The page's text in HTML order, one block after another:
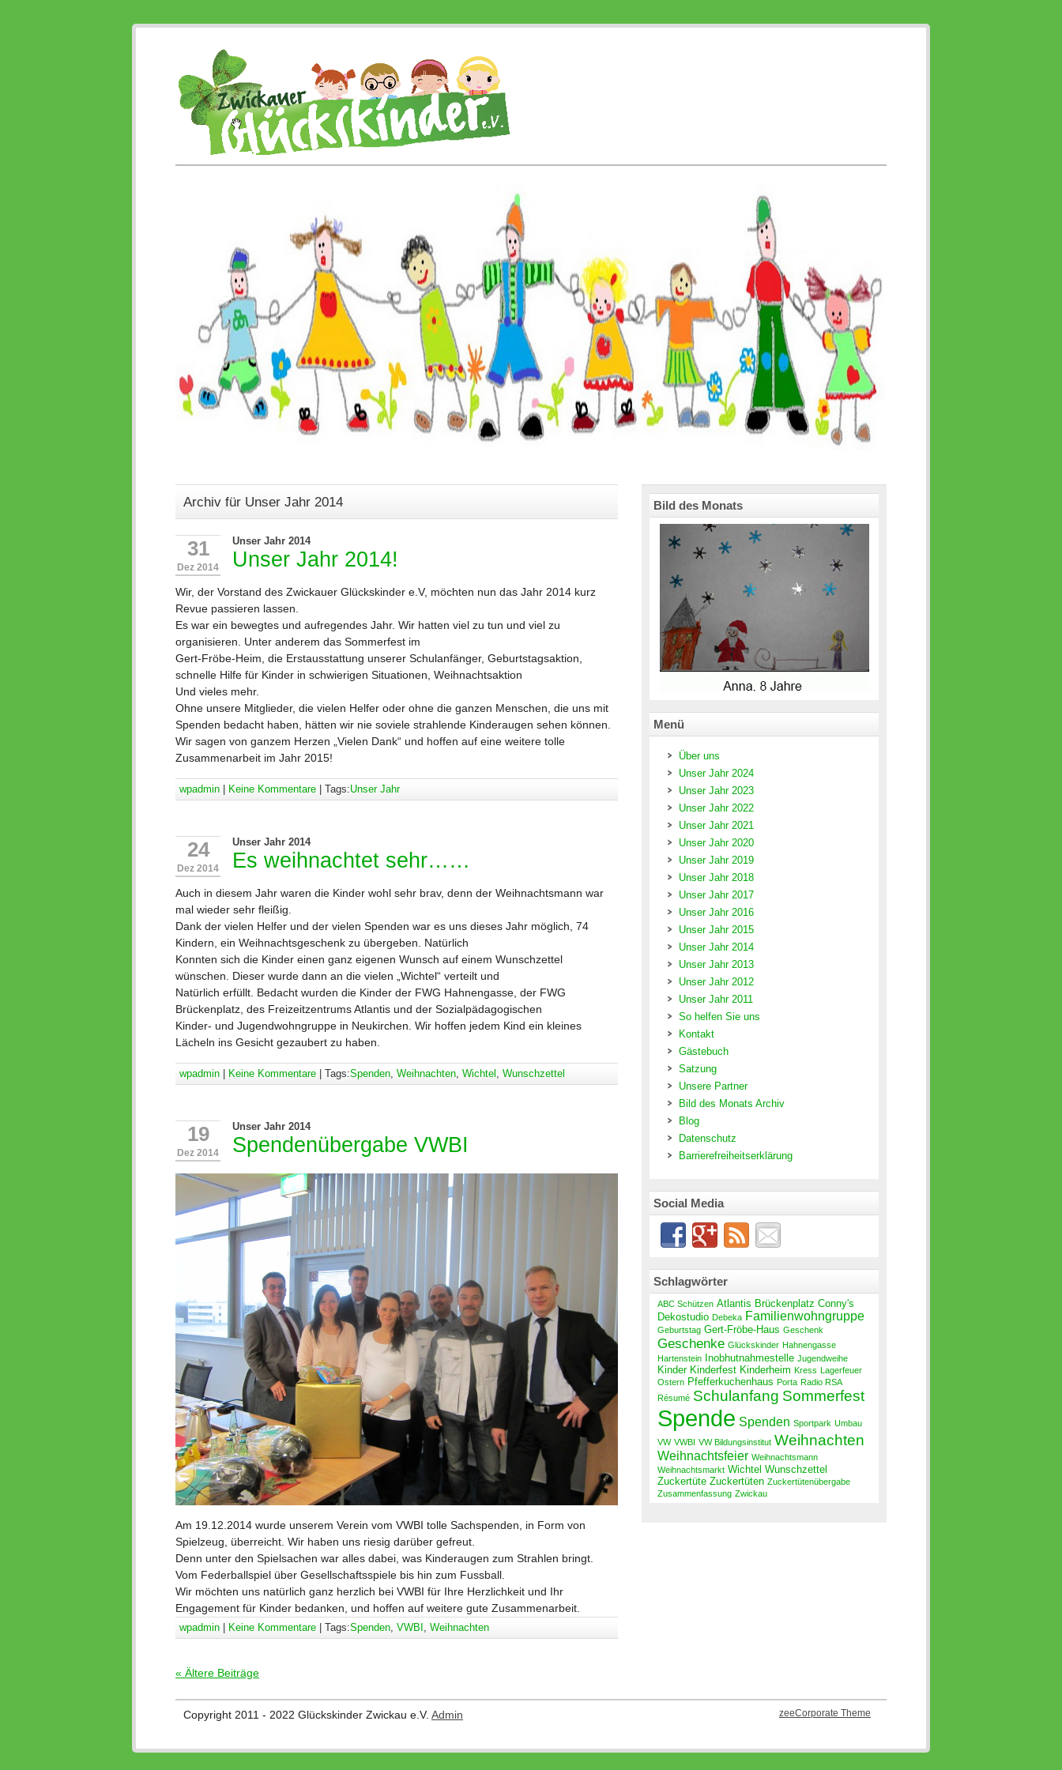
Archiv für Unser Jahr 2014
31
Dez 2014
Unser Jahr 2014
Unser Jahr 2014!
Wir, der Vorstand des Zwickauer Glückskinder e.V, möchten nun das Jahr 2014 kurz
Revue passieren lassen.
Es war ein bewegtes und aufregendes Jahr. Wir hatten viel zu tun und viel zu
organisieren. Unter anderem das Sommerfest im
Gert-Fröbe-Heim, die Erstausstattung unserer Schulanfänger, Geburtstagsaktion,
schnelle Hilfe für Kinder in schwierigen Situationen, Weihnachtsaktion
Und vieles mehr.
Ohne unsere Mitglieder, die vielen Helfer oder ohne die ganzen Menschen, die uns mit
Spenden bedacht haben, hätten wir nie soviele strahlende Kinderaugen sehen können.
Wir sagen von ganzem Herzen „Vielen Dank“ und hoffen auf eine weitere tolle
Zusammenarbeit im Jahr 2015!
wpadmin Keine Kommentare | Tags:Unser Jahr
24
Dez 2014
Unser Jahr 2014
Es weihnachtet sehr……
Auch in diesem Jahr waren die Kinder wohl sehr brav, denn der Weihnachtsmann war
mal wieder sehr fleißig.
Dank der vielen Helfer und der vielen Spenden war es uns dieses Jahr möglich, 74
Kindern, ein Weihnachtsgeschenk zu übergeben. Natürlich
Konnten sich die Kinder einen ganz eigenen Wunsch auf einem Wunschzettel
wünschen. Dieser wurde dann an die vielen „Wichtel“ verteilt und
Natürlich erfüllt. Bedacht wurden die Kinder der FWG Hahnengasse, der FWG
Brückenplatz, des Freizeitzentrums Atlantis und der Sozialpädagogischen
Kinder- und Jugendwohngruppe in Neukirchen. Wir hoffen jedem Kind ein kleines
Lächeln ins Gesicht gezaubert zu haben.
wpadmin Keine Kommentare | Tags:Spenden, Weihnachten, Wichtel , Wunschzettel
19
Dez 2014
Unser Jahr 2014
Spendenübergabe VWBI
Am 19.12.2014 wurde unserem Verein vom VWBI tolle Sachspenden, in Form von
Spielzeug, überreicht. Wir haben uns riesig darüber gefreut.
Denn unter den Spielsachen war alles dabei, was Kinderaugen zum Strahlen bringt.
Vom Federballspiel über Gesellschaftsspiele bis hin zum Fussball.
Wir möchten uns natürlich ganz herzlich bei VWBI für Ihre Herzlichkeit und Ihr
Engagement für Kinder bedanken, und hoffen auf weitere gute Zusammenarbeit.
wpadmin Keine Kommentare | Tags:Spenden, VWBI , Weihnachten
« Ältere Beiträge
Bild des Monats
Menü
Über uns
Unser Jahr 2024
Unser Jahr 2023
Unser Jahr 2022
Unser Jahr 2021
Unser Jahr 2020
Unser Jahr 2019
Unser Jahr 2018
Unser Jahr 2017
Unser Jahr 2016
Unser Jahr 2015
Unser Jahr 2014
Unser Jahr 2013
Unser Jahr 2012
Unser Jahr 2011
So helfen Sie uns
Kontakt
Gästebuch
Satzung
Unsere Partner
Bild des Monats Archiv
Blog
Datenschutz
Barrierefreiheitserklärung
Social Media
Schlagwörter
ABC Schützen Atlantis Brückenplatz Conny's
Dekostudio Debeka Familienwohngruppe
Geburtstag Gert-Fröbe-Haus Geschenk
Geschenke Glückskinder Hahnengasse
Hartenstein
Inobhutnahmestelle Jugendweihe
Kinder Kinderfest Kinderheim Kress Lagerfeuer
Ostern Pfefferkuchenhaus Porta Radio RSA
Résumé Schulanfang Sommerfest
Spende Spenden Sportpark Umbau
VW VWBI VW Bildungsinstitut Weihnachten
Weihnachtsfeier Weihnachtsmann
Weihnachtsmarkt Wichtel Wunschzettel
Zuckertüte Zuckertüten Zuckertütenübergabe
Zusammenfassung Zwickau
Copyright 2011 - 2022 Glückskinder Zwickau e.V. Admin zeeCorporate Theme